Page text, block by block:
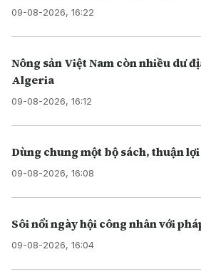
09-08-2026, 16:22
Nông sản Việt Nam còn nhiều dư
Algeria
09-08-2026, 16:12
Dùng chung một bộ sách, thuận
09-08-2026, 16:08
Sôi nổi ngày hội công nhân với
09-08-2026, 16:04